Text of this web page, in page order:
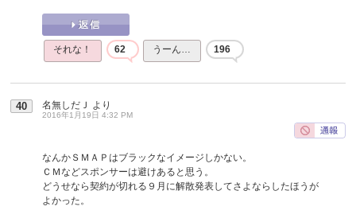
それな！ 62 うーん… 196
40 名無しだＪ より
2016年1月19日 4:32 PM
なんかＳＭＡＰはブラックなイメージしかない。
ＣＭなどスポンサーは避けあると思う。
どうせなら契約が切れる９月に解散発表してさよならしたほうが
よかった。